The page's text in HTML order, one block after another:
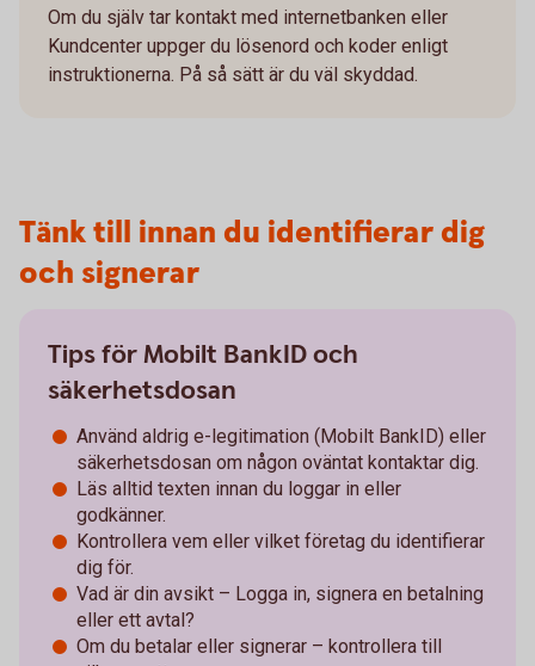
Om du själv tar kontakt med internetbanken eller
Kundcenter uppger du lösenord och koder enligt
instruktionerna. På så sätt är du väl skyddad.
Tänk till innan du identifierar dig
och signerar
Tips för Mobilt BankID och
säkerhetsdosan
Använd aldrig e-legitimation (Mobilt BankID) eller
säkerhetsdosan om någon oväntat kontaktar dig.
Läs alltid texten innan du loggar in eller
godkänner.
Kontrollera vem eller vilket företag du identifierar
dig för.
Vad är din avsikt – Logga in, signera en betalning
eller ett avtal?
Om du betalar eller signerar – kontrollera till